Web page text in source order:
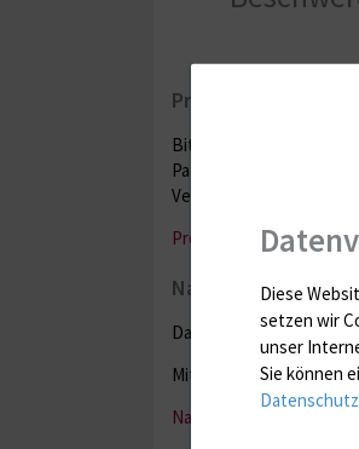
Probenverwechslung
Bitte nehmen Sie mit
Patienten gekommen
Verfügung.
Probenverwechslung
Nachmeldung
Das Nachmelden von
Mit nachfolgendem
Nachmeldung für
Diese
setzen wir
unser
Sie können